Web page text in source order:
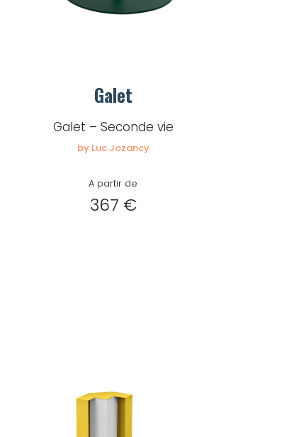
Galet
Galet – Seconde vie
by Luc Jozancy
A partir de
367 €